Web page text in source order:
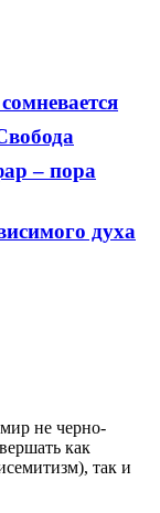
– пора
духа
не черно-
как
так и